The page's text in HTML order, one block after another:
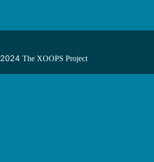
The XOOPS Project